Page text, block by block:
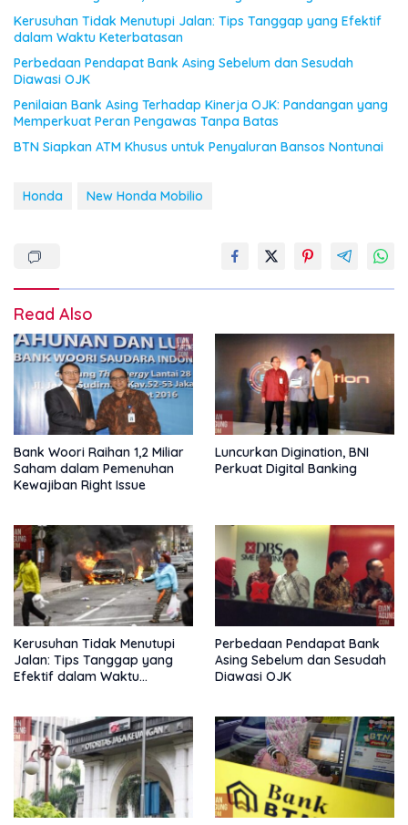
Kerusuhan Tidak Menutupi Jalan: Tips Tanggap yang Efektif
dalam Waktu Keterbatasan
Perbedaan Pendapat Bank Asing Sebelum dan Sesudah
Diawasi OJK
Penilaian Bank Asing Terhadap Kinerja OJK: Pandangan yang
Memperkuat Peran Pengawas Tanpa Batas
BTN Siapkan ATM Khusus untuk Penyaluran Bansos Nontunai
Honda New Honda Mobilio
Read Also
Bank Woori Raihan 1,2 Miliar
Saham dalam Pemenuhan
Kewajiban Right Issue
Luncurkan Digination, BNI
Perkuat Digital Banking
Kerusuhan Tidak Menutupi
Jalan: Tips Tanggap yang
Efektif dalam Waktu
Perbedaan Pendapat Bank
Asing Sebelum dan Sesudah
Diawasi OJK